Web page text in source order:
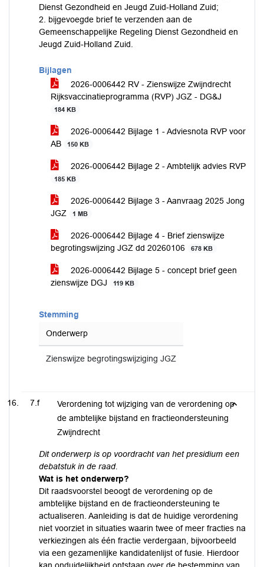
Dienst Gezondheid en Jeugd Zuid-Holland Zuid;
2. bijgevoegde brief te verzenden aan de
Gemeenschappelijke Regeling Dienst Gezondheid en
Jeugd Zuid-Holland Zuid.
Bijlagen
2026-0006442 RV - Zienswijze Zwijndrecht
Rijksvaccinatieprogramma (RVP) JGZ - DG&J
184 KB
2026-0006442 Bijlage 1 - Adviesnota RVP voor
AB
150 KB
2026-0006442 Bijlage 2 - Ambtelijk advies RVP
185 KB
2026-0006442 Bijlage 3 - Aanvraag 2025 Jong
JGZ
1 MB
2026-0006442 Bijlage 4 - Brief zienswijze
begrotingswijzing JGZ dd 20260106
678 KB
2026-0006442 Bijlage 5 - concept brief geen
zienswijze DGJ
119 KB
Stemming
Onderwerp
Zienswijze begrotingswijziging JGZ
7.f
Verordening tot wijziging van de verordening op
de ambtelijke bijstand en fractieondersteuning
Zwijndrecht
Dit onderwerp is op voordracht van het presidium een
debatstuk in de raad.
Wat is het onderwerp?
Dit raadsvoorstel beoogt de verordening op de
ambtelijke bijstand en de fractieondersteuning te
actualiseren. Aanleiding is dat de huidige verordening
niet voorziet in situaties waarin twee of meer fracties na
verkiezingen als één fractie verdergaan, bijvoorbeeld
via een gezamenlijke kandidatenlijst of fusie. Hierdoor